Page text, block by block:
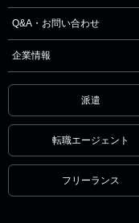
Q&A・お問い合わせ
企業情報
派遣
転職エージェント
フリーランス